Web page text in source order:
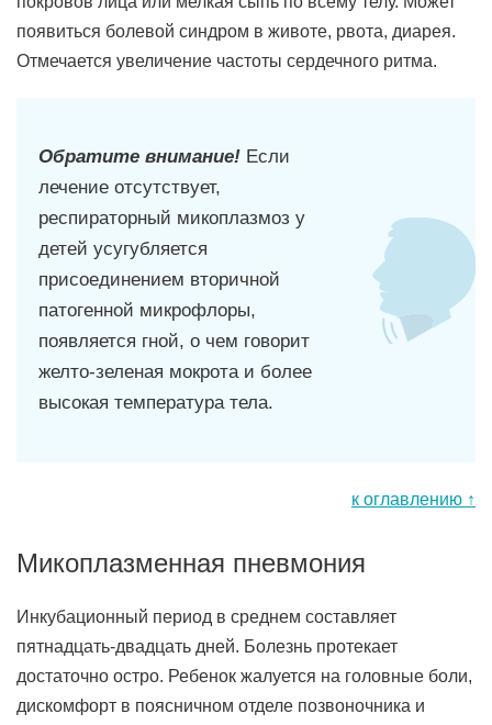
появиться болевой синдром в животе, рвота, диарея.
Отмечается увеличение частоты сердечного ритма.
Обратите внимание! Если
лечение отсутствует,
респираторный микоплазмоз у
детей усугубляется
присоединением вторичной
патогенной микрофлоры,
появляется гной, о чем говорит
желто-зеленая мокрота и более
высокая температура тела.
к оглавлению ↑
Микоплазменная пневмония
Инкубационный период в среднем составляет
пятнадцать-двадцать дней. Болезнь протекает
достаточно остро. Ребенок жалуется на головные боли,
дискомфорт в поясничном отделе позвоночника и